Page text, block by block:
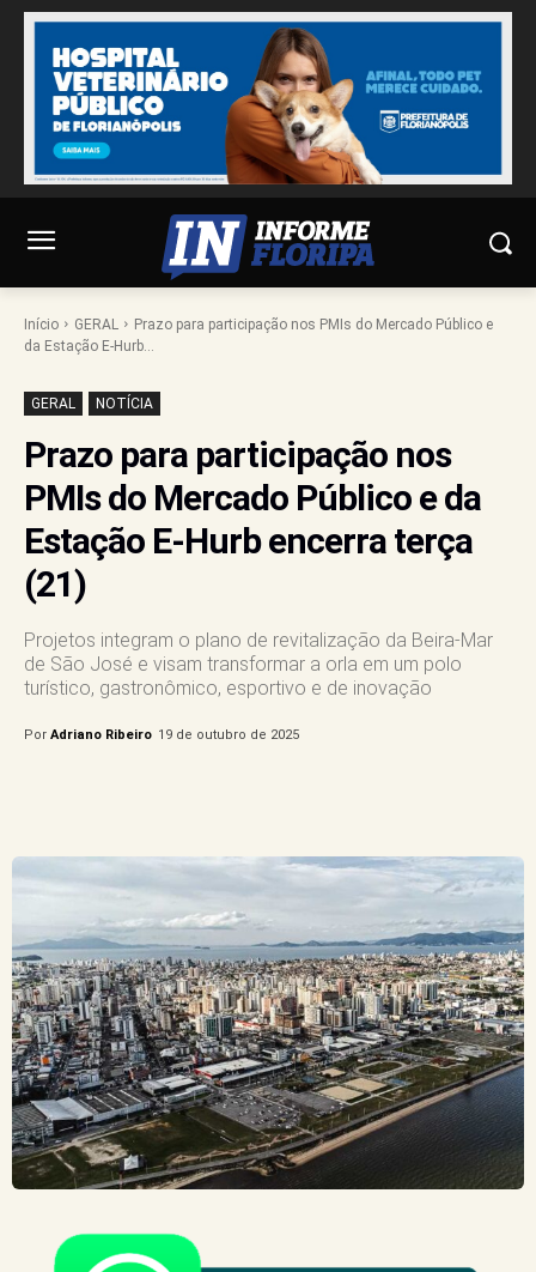
Início GERAL
Prazo para participação nos PMIs do Mercado Público e
da Estação E-Hurb...
GERAL NOTÍCIA
Prazo para participação nos
PMIs do Mercado Público e da
Estação E-Hurb encerra terça
(21)
Projetos integram o plano de revitalização da Beira-Mar
de São José e visam transformar a orla em um polo
turístico, gastronômico, esportivo e de inovação
Por Adriano Ribeiro 19 de outubro de 2025